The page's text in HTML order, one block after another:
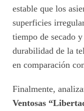
estable que los
superficies
tiempo de secado
durabilidad de la
en comparación
Finalmente,
Ventosas